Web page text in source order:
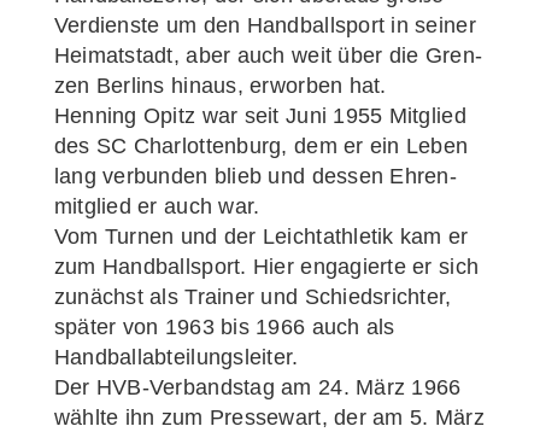
Ver­diens­te um den Hand­ball­sport in sei­ner
Hei­mat­stadt, aber auch weit über die Gren­
zen Ber­lins hin­aus, erwor­ben hat.
Hen­ning Opitz war seit Juni 1955 Mit­glied
des SC Char­lot­ten­burg, dem er ein Leben
lang ver­bun­den blieb und des­sen Ehren­
mit­glied er auch war.
Vom Tur­nen und der Leicht­ath­le­tik kam er
zum Hand­ball­sport. Hier enga­gier­te er sich
zunächst als Trai­ner und Schieds­rich­ter,
spä­ter von 1963 bis 1966 auch als
Handballabteilungsleiter.
Der HVB-Ver­­­band­s­­tag am 24. März 1966
wähl­te ihn zum Pres­se­wart, der am 5. März